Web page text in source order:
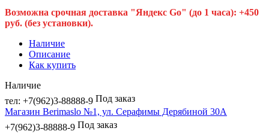
Возможна срочная доставка "Яндекс Go" (до 1 часа): +450
руб. (без установки).
Наличие
Описание
Как купить
Наличие
тел: +7(962)3-88888-9 Под заказ
Магазин Berimaslo №1, ул. Серафимы Дерябиной 30А
+7(962)3-88888-9 Под заказ